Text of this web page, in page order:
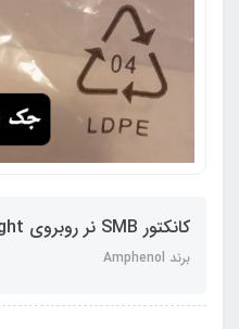
کانکتور SMB نر روبروی Right
برند Amphenol